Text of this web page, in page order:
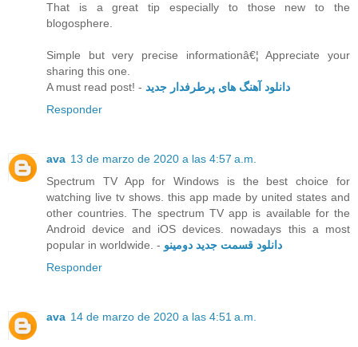
That is a great tip especially to those new to the
blogosphere.
Simple but very precise informationâ€¦ Appreciate your
sharing this one.
A must read post! - دانلود آهنگ های پرطرفدار جدید
Responder
ava 13 de marzo de 2020 a las 4:57 a.m.
Spectrum TV App for Windows is the best choice for
watching live tv shows. this app made by united states and
other countries. The spectrum TV app is available for the
Android device and iOS devices. nowadays this a most
popular in worldwide. - دانلود قسمت جدید دومینو
Responder
ava 14 de marzo de 2020 a las 4:51 a.m.